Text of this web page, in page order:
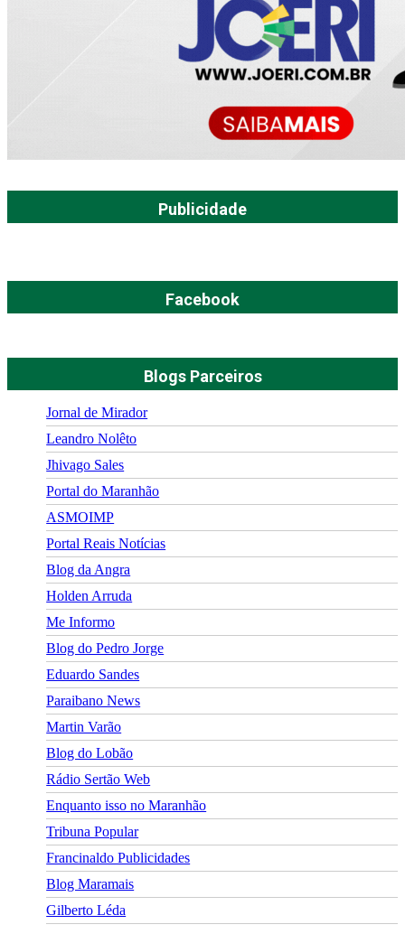
Publicidade
Facebook
Blogs Parceiros
Jornal de Mirador
Leandro Nolêto
Jhivago Sales
Portal do Maranhão
ASMOIMP
Portal Reais Notí­cias
Blog da Angra
Holden Arruda
Me Informo
Blog do Pedro Jorge
Eduardo Sandes
Paraibano News
Martin Varão
Blog do Lobão
Rádio Sertão Web
Enquanto isso no Maranhão
Tribuna Popular
Francinaldo Publicidades
Blog Maramais
Gilberto Léda